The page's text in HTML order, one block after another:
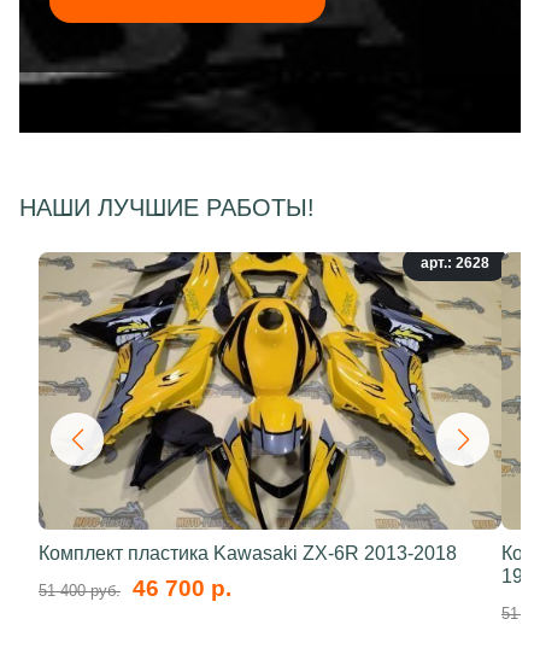
НАШИ ЛУЧШИЕ РАБОТЫ!
арт.: 2628
Комплект пластика Kawasaki ZX-6R 2013-2018
51 400 руб. 46 700 р.
51